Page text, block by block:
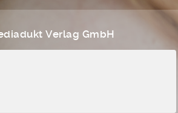
Verlag GmbH